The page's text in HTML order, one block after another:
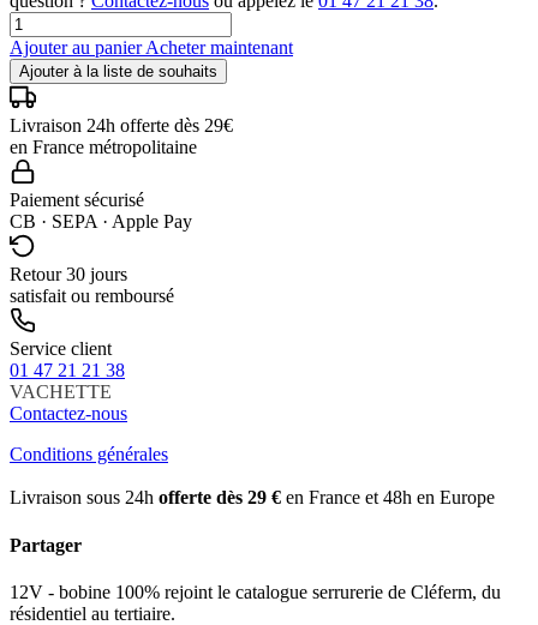
Ajouter au panierAcheter maintenant
Ajouter à la liste de souhaits
Livraison 24h offerte dès 29€
en France métropolitaine
Paiement sécurisé
CB · SEPA · Apple Pay
Retour 30 jours
satisfait ou remboursé
Service client
01 47 21 21 38
VACHETTE
Contactez-nous
Conditions générales
Livraison sous 24h offerte dès 29 € en France et 48h en Europe
Partager
12V - bobine 100% rejoint le catalogue serrurerie de Cléferm, du
résidentiel au tertiaire.